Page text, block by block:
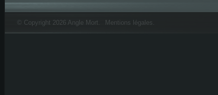
© Copyright 2026 Angle Mort. Mentions légales.